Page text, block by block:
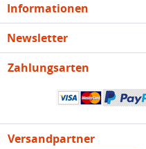
Informationen
Newsletter
Zahlungsarten
Versandpartner